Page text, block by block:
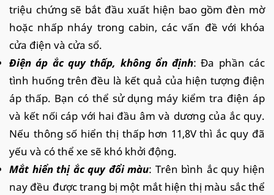
triệu chứng sẽ bắt đầu xuất hiện bao gồm đèn mờ
hoặc nhấp nháy trong cabin, các vấn đề với khóa
cửa điện và cửa sổ.
Điện áp ắc quy thấp, không ổn định: Đa phần các
tình huống trên đều là kết quả của hiện tượng điện
áp thấp. Bạn có thể sử dụng máy kiểm tra điện áp
và kết nối cáp với hai đầu âm và dương của ắc quy.
Nếu thông số hiển thị thấp hơn 11,8V thì ắc quy đã
yếu và có thể xe sẽ khó khởi động.
Mắt hiển thị ắc quy đổi màu: Trên bình ắc quy hiện
nay đều được trang bị một mắt hiện thị màu sắc thể